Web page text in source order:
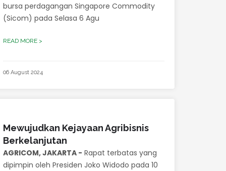
bursa perdagangan Singapore Commodity
(Sicom) pada Selasa 6 Agu
READ MORE >
06 August 2024
Mewujudkan Kejayaan Agribisnis
Berkelanjutan
AGRICOM, JAKARTA - Rapat terbatas yang
dipimpin oleh Presiden Joko Widodo pada 10